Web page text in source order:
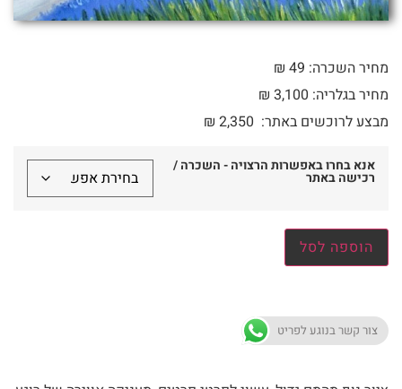
מחיר השכרה: 49 ₪
מחיר בגלריה: 3,100 ₪
מבצע לרוכשים באתר:
₪ 2,350
אנא בחרו באפשרות הרצויה - השכרה /
רכישה באתר
הוספה לסל
צור קשר בנוגע לפריט